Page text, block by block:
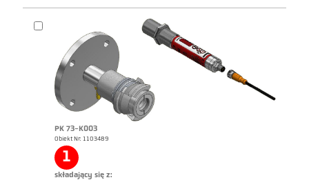
Zrealizowane zlecenia CellaCombustion
Raport techniczny Optical temperature
measurement in combustion plants
PK 73-K003
Obiekt Nr: 1103489
1
składający się z:
Broszura CellaTemp PK PKF PKL